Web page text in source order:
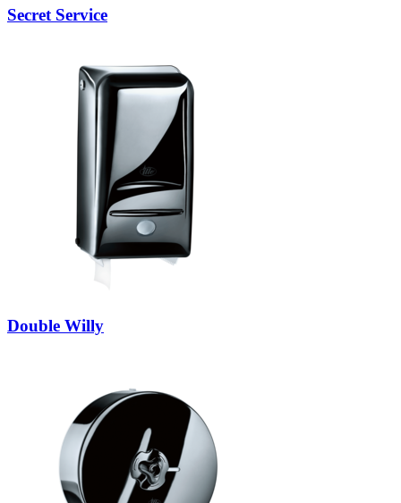
Secret Service
Double Willy